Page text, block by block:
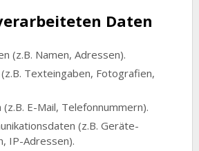
Daten
(z.B. Namen, Adressen).
Texteingaben, Fotografien,
E-Mail, Telefonnummern).
(z.B. Geräte-
IP-Adressen).